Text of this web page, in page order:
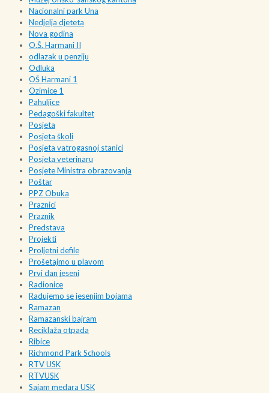
Nacionalni park Una
Nedjelja djeteta
Nova godina
O.Š. Harmani II
odlazak u penziju
Odluka
OŠ Harmani 1
Ozimice 1
Pahuljice
Pedagoški fakultet
Posjeta
Posjeta školi
Posjeta vatrogasnoj stanici
Posjeta veterinaru
Posjete Ministra obrazovanja
Poštar
PPZ Obuka
Praznici
Praznik
Predstava
Projekti
Proljetni defile
Prošetajmo u plavom
Prvi dan jeseni
Radionice
Radujemo se jesenjim bojama
Ramazan
Ramazanski bajram
Reciklaža otpada
Ribice
Richmond Park Schools
RTV USK
RTVUSK
Sajam medara USK